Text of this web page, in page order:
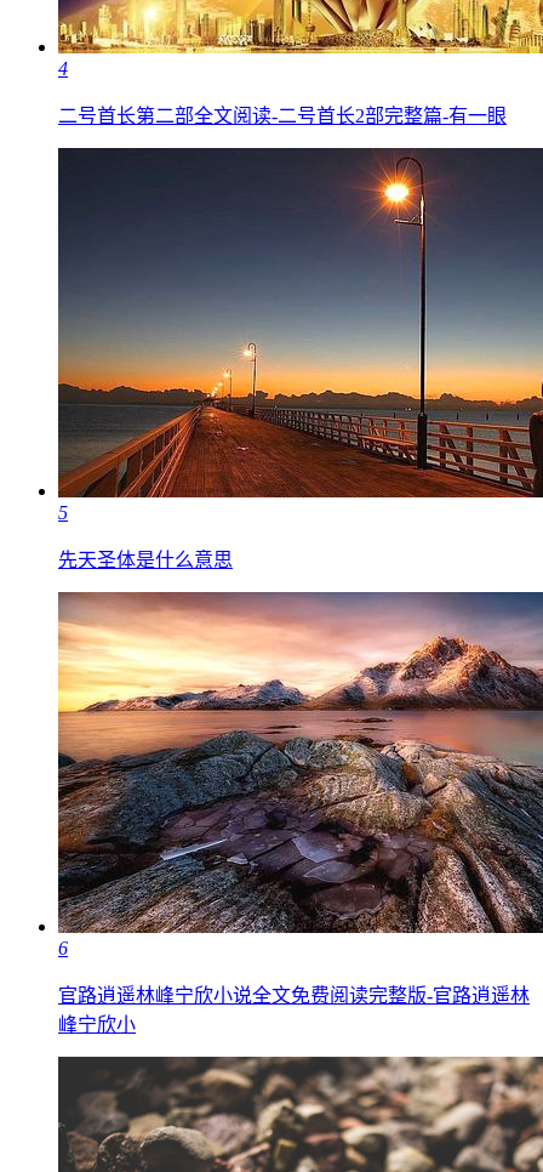
4
二号首长第二部全文阅读-二号首长2部完整篇-有一眼
5
先天圣体是什么意思
6
官路逍遥林峰宁欣小说全文免费阅读完整版-官路逍遥林
峰宁欣小